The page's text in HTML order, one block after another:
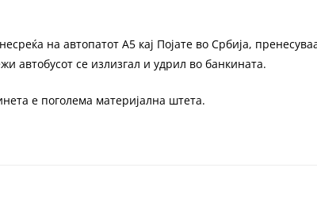
на автопатот А5 кај Појате во Србија,
автобусот се излизгал и удрил во банкината.
е поголема материјална штета.